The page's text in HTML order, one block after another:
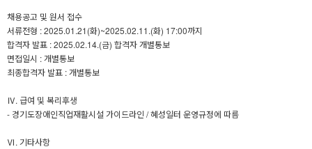
채용공고 및 원서 접수
서류전형 : 2025.01.21(화)~2025.02.11.(화) 17:00까지
합격자 발표 : 2025.02.14.(금) 합격자 개별통보
면접일시 : 개별통보
최종합격자 발표 : 개별통보
Ⅳ. 급여 및 복리후생
- 경기도장애인직업재활시설 가이드라인 / 혜성일터 운영규정에 따름
Ⅵ. 기타사항